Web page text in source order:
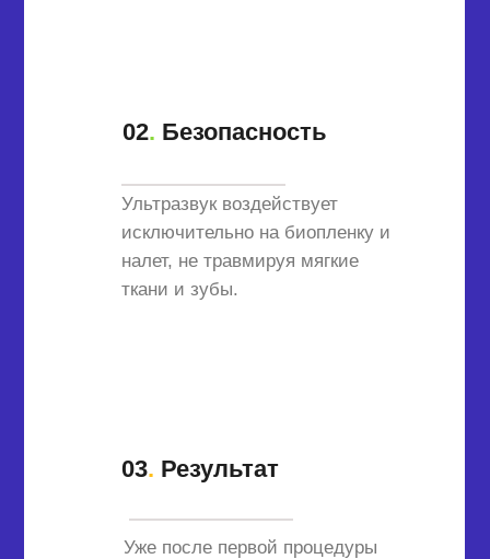
Ультразвук воздействует
исключительно на биопленку и
налет, не травмируя мягкие
ткани и зубы.
Уже после первой процедуры
02. Безопасность
03. Результат